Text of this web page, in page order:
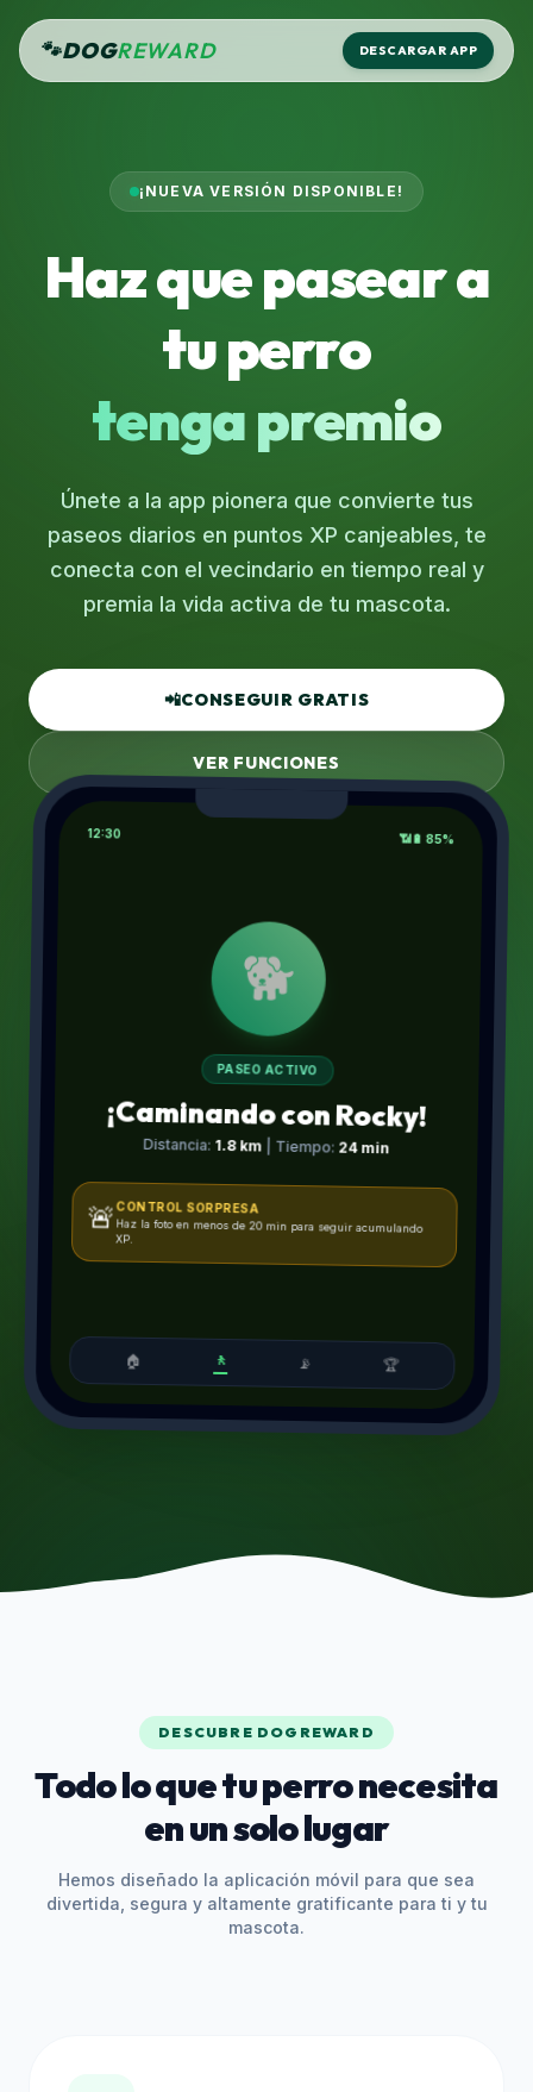
🐾DOGREWARD DESCARGAR APP
¡NUEVA VERSIÓN DISPONIBLE!
Haz que pasear a
tu perro
tenga premio
Únete a la app pionera que convierte tus
paseos diarios en puntos XP canjeables, te
conecta con el vecindario en tiempo real y
premia la vida activa de tu mascota.
📲CONSEGUIR GRATIS
VER FUNCIONES
12:30 📶🔋 85%
🐕
PASEO ACTIVO
¡Caminando con Rocky!
Distancia: 1.8 km| Tiempo: 24 min
🚨CONTROL SORPRESA
Haz la foto en menos de 20 min para seguir acumulando
XP.
🏠 🚶 📡 🏆
DESCUBRE DOGREWARD
Todo lo que tu perro necesita
en un solo lugar
Hemos diseñado la aplicación móvil para que sea
divertida, segura y altamente gratificante para ti y tu
mascota.